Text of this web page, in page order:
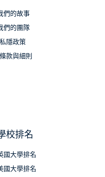
們的故事
們的團隊
私隱政策
條款與細則
校排名
國大學排名
國大學排名